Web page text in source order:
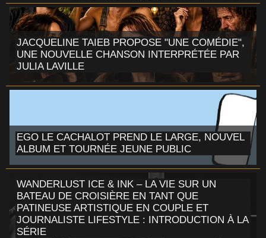
JACQUELINE TAIEB PROPOSE "UNE COMÉDIE",
UNE NOUVELLE CHANSON INTERPRÉTÉE PAR
JULIA LAVILLE
EGO LE CACHALOT PREND LE LARGE, NOUVEL
ALBUM ET TOURNÉE JEUNE PUBLIC
WANDERLUST ICE & INK – LA VIE SUR UN
BATEAU DE CROISIÈRE EN TANT QUE
PATINEUSE ARTISTIQUE EN COUPLE ET
JOURNALISTE LIFESTYLE : INTRODUCTION À LA
SÉRIE